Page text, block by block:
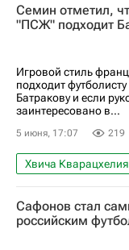
Вашингтон
Семин отметил,
"ПСЖ" подходит
Игровой стиль
подходит
Батракову и если
заинтересовано в...
5 июня, 17:07 219
Хвича Кварацхелия
Матвей Сафонов
Пари Сен-Жермен
Сафонов стал
российским